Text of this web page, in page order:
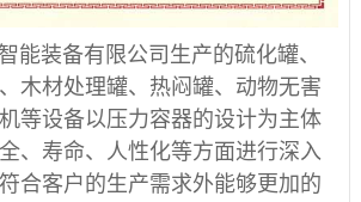
装备有限公司生产的硫化罐、
木材处理罐、热闷罐、动物无害
等设备以压力容器的设计为主体
、寿命、人性化等方面进行深入
合客户的生产需求外能够更加的